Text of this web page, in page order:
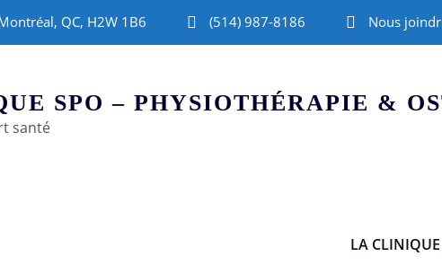
QC, H2W 1B6 (514) 987-8186 Nous
SPO – PHYSIOTHÉRAPIE &
santé
LA CLINIQUE